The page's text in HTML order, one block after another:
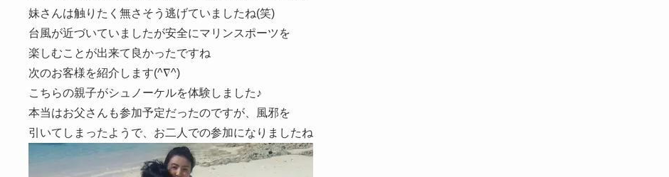
妹さんは触りたく無さそう逃げていましたね(笑)
台風が近づいていましたが安全にマリンスポーツを
楽しむことが出来て良かったですね
次のお客様を紹介します(^∇^)
こちらの親子がシュノーケルを体験しました♪
本当はお父さんも参加予定だったのですが、風邪を
引いてしまったようで、お二人での参加になりましたね